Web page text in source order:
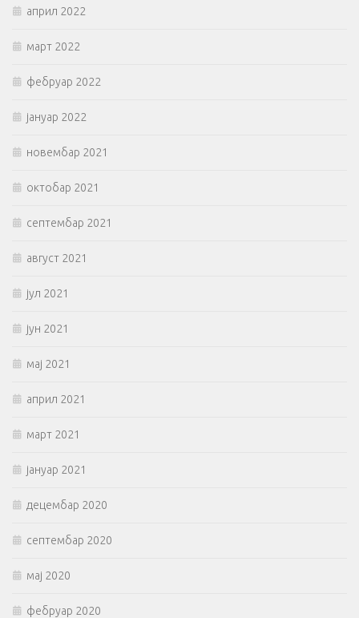
април 2022
март 2022
фебруар 2022
јануар 2022
новембар 2021
октобар 2021
септембар 2021
август 2021
јул 2021
јун 2021
мај 2021
април 2021
март 2021
јануар 2021
децембар 2020
септембар 2020
мај 2020
фебруар 2020